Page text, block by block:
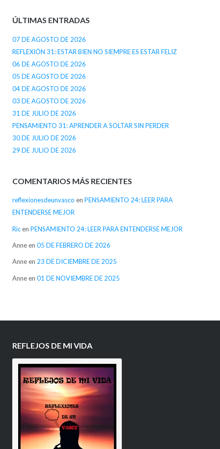
ÚLTIMAS ENTRADAS
07 DE AGOSTO DE 2026
REFLEXIÓN 31: ESTAR BIEN NO SIEMPRE ES ESTAR FELIZ
06 DE AGOSTO DE 2026
05 DE AGOSTO DE 2026
04 DE AGOSTO DE 2026
03 DE AGOSTO DE 2026
31 DE JULIO DE 2026
PENSAMIENTO 31: APRENDER A SOLTAR SIN PERDER
30 DE JULIO DE 2026
29 DE JULIO DE 2026
COMENTARIOS MÁS RECIENTES
reflexionesdeunvasco en PENSAMIENTO 24: LEER PARA
ENTENDERSE MEJOR
Ricen PENSAMIENTO 24: LEER PARA ENTENDERSE MEJOR
Anneen 05 DE FEBRERO DE 2026
Anneen 23 DE DICIEMBRE DE 2025
Anneen 01 DE NOVIEMBRE DE 2025
REFLEJOS DE MI VIDA